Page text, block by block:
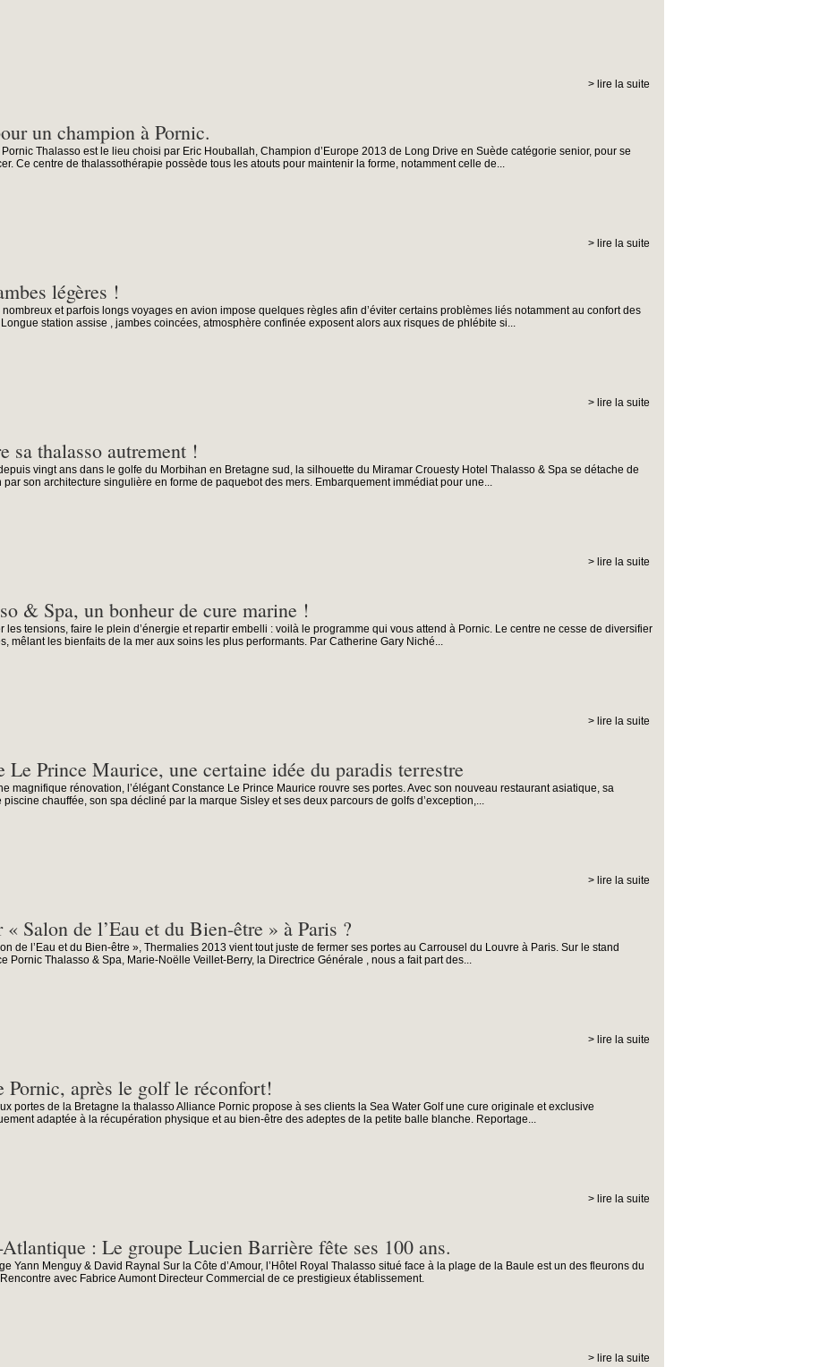
> lire la suite
un champion à Pornic.
Thalasso est le lieu choisi par Eric Houballah, Champion d’Europe 2013 de Long Drive en Suède catégorie senior, pour se
Ce centre de thalassothérapie possède tous les atouts pour maintenir la forme, notamment celle de...
> lire la suite
légères !
nombreux et parfois longs voyages en avion impose quelques règles afin d’éviter certains problèmes liés notamment au confort des
station assise , jambes coincées, atmosphère confinée exposent alors aux risques de phlébite si...
> lire la suite
sa thalasso autrement !
vingt ans dans le golfe du Morbihan en Bretagne sud, la silhouette du Miramar Crouesty Hotel Thalasso & Spa se détache de
par son architecture singulière en forme de paquebot des mers. Embarquement immédiat pour une...
> lire la suite
& Spa, un bonheur de cure marine !
les tensions, faire le plein d’énergie et repartir embelli : voilà le programme qui vous attend à Pornic. Le centre ne cesse de diversifier
mêlant les bienfaits de la mer aux soins les plus performants. Par Catherine Gary Niché...
> lire la suite
Prince Maurice, une certaine idée du paradis terrestre
magnifique rénovation, l’élégant Constance Le Prince Maurice rouvre ses portes. Avec son nouveau restaurant asiatique, sa
piscine chauffée, son spa décliné par la marque Sisley et ses deux parcours de golfs d’exception,...
> lire la suite
Salon de l’Eau et du Bien-être » à Paris ?
de l’Eau et du Bien-être », Thermalies 2013 vient tout juste de fermer ses portes au Carrousel du Louvre à Paris. Sur le stand
Pornic Thalasso & Spa, Marie-Noëlle Veillet-Berry, la Directrice Générale , nous a fait part des...
> lire la suite
après le golf le réconfort!
portes de la Bretagne la thalasso Alliance Pornic propose à ses clients la Sea Water Golf une cure originale et exclusive
adaptée à la récupération physique et au bien-être des adeptes de la petite balle blanche. Reportage...
> lire la suite
: Le groupe Lucien Barrière fête ses 100 ans.
Yann Menguy & David Raynal Sur la Côte d’Amour, l’Hôtel Royal Thalasso situé face à la plage de la Baule est un des fleurons du
avec Fabrice Aumont Directeur Commercial de ce prestigieux établissement.
> lire la suite